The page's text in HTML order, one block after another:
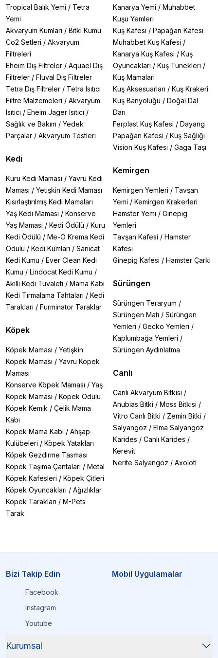
Tropical Balık Yemi / Tetra
Yemi
Akvaryum Kumları / Bitki Kumu
Co2 Setleri / Akvaryum
Filtreleri
Eheim Dış Filtreler / Aquael Dış
Filtreler / Fluval Dış Filtreler
Tetra Dış Filtreler / Tetra Isıtıcı
Filtre Malzemeleri / Akvaryum
Isıtıcı / Eheim Jager Isıtıcı /
Sağlık ve Bakım / Yedek
Parçalar / Akvaryum Testleri
Kedi
Kuru Kedi Maması / Yavru Kedi
Maması / Yetişkin Kedi Maması
Kısırlaştırılmış Kedi Mamaları
Yaş Kedi Maması / Konserve
Yaş Maması / Kedi Ödülü / Kuru
Kedi Ödülü / Me-O Krema Kedi
Ödülü / Kedi Kumları / Sanicat
Kedi Kumu / Ever Clean Kedi
Kumu / Lindocat Kedi Kumu /
Akıllı Kedi Tuvaleti / Mama Kabı
Kedi Tırmalama Tahtaları / Kedi
Tarakları / Furminator Taraklar
Köpek
Köpek Maması / Yetişkin
Köpek Maması / Yavru Köpek
Maması
Konserve Köpek Maması / Yaş
Köpek Maması / Köpek Ödülü
Köpek Kemik / Çelik Mama
Kabı
Köpek Mama Kabı / Ahşap
Kulübeleri / Köpek Yatakları
Köpek Gezdirme Tasması
Köpek Taşıma Çantaları / Metal
Köpek Kafesleri / Köpek Çitleri
Köpek Oyuncakları / Ağızlıklar
Köpek Tarakları / M-Pets
Tarak
Kanarya Yemi / Muhabbet
Kuşu Yemleri
Kuş Kafesi / Papağan Kafesi
Muhabbet Kuş Kafesi /
Kanarya Kuş Kafesi / Kuş
Oyuncakları / Kuş Tünekleri /
Kuş Mamaları
Kuş Aksesuarları / Kuş Krakeri
Kuş Banyoluğu / Doğal Dal
Darı
Ferplast Kuş Kafesi / Dayang
Papağan Kafesi / Kuş Sağlığı
Vision Kuş Kafesi / Gaga Taşı
Kemirgen
Kemirgen Yemleri / Tavşan
Yemi / Kemirgen Krakerleri
Hamster Yemi / Ginepig
Yemleri
Tavşan Kafesi / Hamster
Kafesi
Ginepig Kafesi / Hamster Çarkı
Sürüngen
Sürüngen Teraryum /
Sürüngen Matı / Sürüngen
Yemleri / Gecko Yemleri /
Kaplumbağa Yemleri /
Sürüngen Aydınlatma
Canlı
Canlı Akvaryum Bitkisi /
Anubias Bitki / Moss Bitkisi /
Vitro Canlı Bitki / Zemin Bitki /
Salyangoz / Elma Salyangoz
Karides / Canlı Karides /
Kerevit
Nerite Salyangoz / Axolotl
Bizi Takip Edin
Facebook
Instagram
Youtube
Mobil Uygulamalar
Kurumsal